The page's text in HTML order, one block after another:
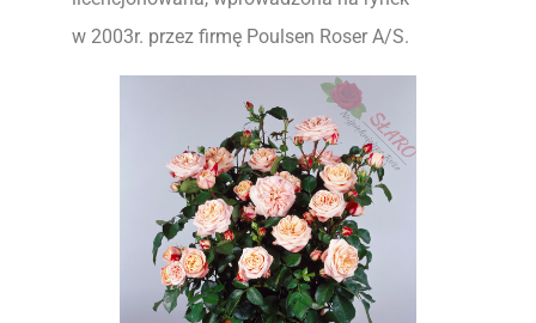
w 2003r. przez firmę Poulsen Roser A/S.